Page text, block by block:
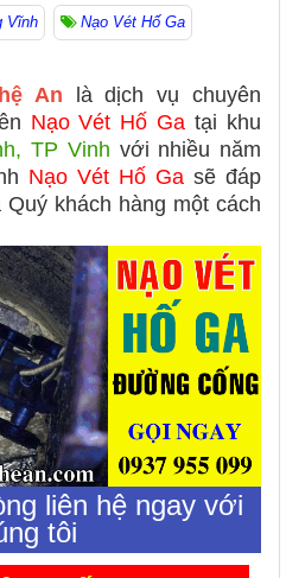
Vĩnh Nạo Vét Hố Ga
An
là dịch vụ chuyên
Nạo Vét Hố Gatại khu
TP Vinh với nhiều năm
Nạo Vét Hố Ga sẽ đáp
khách hàng một cách
liên hệ ngay với
tôi